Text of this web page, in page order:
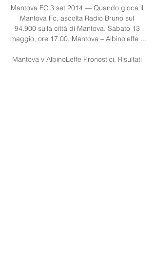
Mantova FC 3 set 2014 — Quando gioca il
Mantova Fc, ascolta Radio Bruno sul
94.900 sulla città di Mantova. Sabato 13
maggio, ore 17.00, Mantova – Albinoleffe ...
Mantova v AlbinoLeffe Pronostici, Risultati